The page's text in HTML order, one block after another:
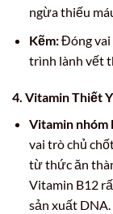
ngừa thiếu
Kẽm:Đóng vai
trình lành vết
4. Vitamin Thiết
Vitamin nhóm
vai trò chủ
từ thức ăn
Vitamin B12
sản xuất DNA.